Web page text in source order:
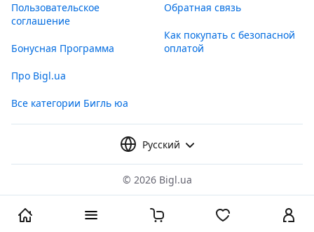
Пользовательское
соглашение
Бонусная Программа
Про Bigl.ua
Все категории Бигль юа
Обратная связь
Как покупать с безопасной
оплатой
Русский
© 2026 Bigl.ua